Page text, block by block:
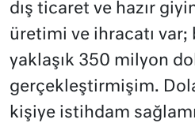
dış ticaret ve hazır
üretimi ve ihracatı var;
yaklaşık 350 milyon
gerçekleştirmişim.
kişiye istihdam